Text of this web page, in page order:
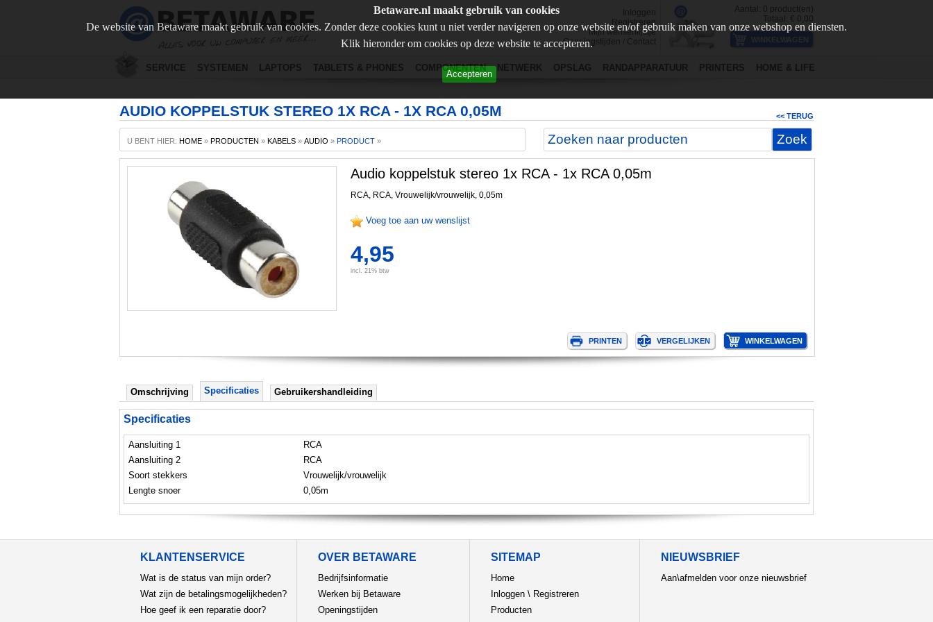
Betaware.nl maakt gebruik van cookies
De website van Betaware maakt gebruik van cookies. Zonder deze cookies kunt u niet verder navigeren op onze website en/of gebruik maken van onze webshop en diensten.
Klik hieronder om cookies op deze website te accepteren.
Accepteren
Inloggen
Registreren
Mijn wensenlijstje
Openingstijden
Contact
Aantal: 0 product(en)
Totaal: €
0,00
SERVICE SYSTEMEN LAPTOPS TABLETS & PHONES COMPONENTEN NETWERK OPSLAG RANDAPPARATUUR PRINTERS HOME & LIFE
AUDIO KOPPELSTUK STEREO 1X RCA - 1X RCA 0,05M << TERUG
U BENT HIER: HOME » PRODUCTEN » KABELS » AUDIO » PRODUCT »
Audio koppelstuk stereo 1x RCA - 1x RCA 0,05m
RCA, RCA, Vrouwelijk/vrouwelijk, 0,05m
Voeg toe aan uw wenslijst
4,95
incl. 21% btw
Omschrijving Specificaties Gebruikershandleiding
Specificaties
Aansluiting 1
RCA
Aansluiting 2
RCA
Soort stekkers
Vrouwelijk/vrouwelijk
Lengte snoer
0,05m
KLANTENSERVICE
Wat is de status van mijn order?
Wat zijn de betalingsmogelijkheden?
Hoe geef ik een reparatie door?
OVER BETAWARE
Bedrijfsinformatie
Werken bij Betaware
Openingstijden
SITEMAP
Home
Inloggen \ Registreren
Producten
NIEUWSBRIEF
Aan\afmelden voor onze nieuwsbrief